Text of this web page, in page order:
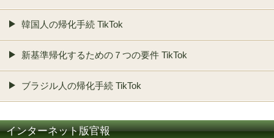
韓国人の帰化手続 TikTok
新基準帰化するための７つの要件 TikTok
ブラジル人の帰化手続 TikTok
インターネット版官報